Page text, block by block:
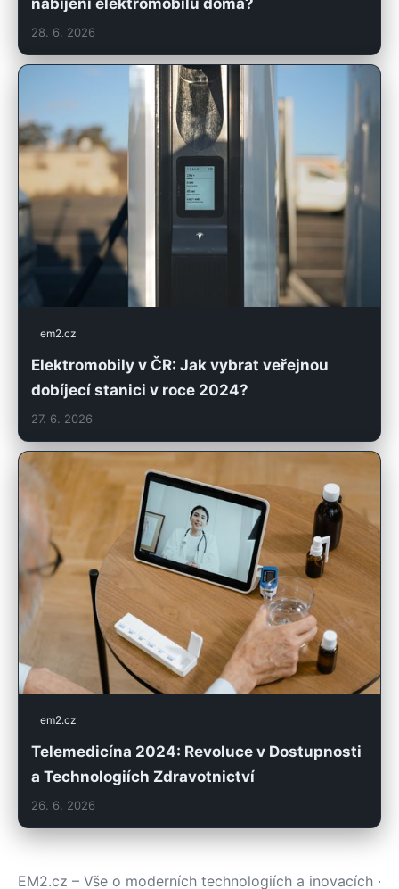
nabíjení elektromobilů doma?
28. 6. 2026
em2.cz
Elektromobily v ČR: Jak vybrat veřejnou
dobíjecí stanici v roce 2024?
27. 6. 2026
em2.cz
Telemedicína 2024: Revoluce v Dostupnosti
a Technologiích Zdravotnictví
26. 6. 2026
EM2.cz – Vše o moderních technologiích a inovacích ·